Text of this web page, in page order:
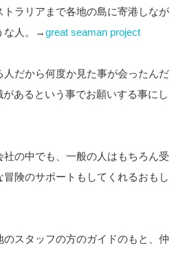
トラリアまで各地の島に寄港しなが
な人。→great seaman project
人だから何度か見た事が会ったんだ
あるという事でお願いする事にし
の中でも、一般の人はもちろん受
険のサポートもしてくれるおもし
スタッフの方のガイドのもと、仲